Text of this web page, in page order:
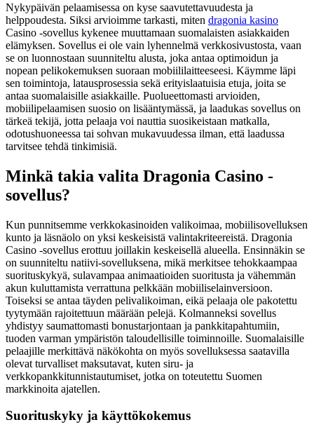
Nykypäivän pelaamisessa on kyse saavutettavuudesta ja
helppoudesta. Siksi arvioimme tarkasti, miten dragonia kasino
Casino -sovellus kykenee muuttamaan suomalaisten asiakkaiden
elämyksen. Sovellus ei ole vain lyhennelmä verkkosivustosta, vaan
se on luonnostaan suunniteltu alusta, joka antaa optimoidun ja
nopean pelikokemuksen suoraan mobiililaitteeseesi. Käymme läpi
sen toimintoja, latausprosessia sekä erityislaatuisia etuja, joita se
antaa suomalaisille asiakkaille. Puolueettomasti arvioiden,
mobiilipelaamisen suosio on lisääntymässä, ja laadukas sovellus on
tärkeä tekijä, jotta pelaaja voi nauttia suosikeistaan matkalla,
odotushuoneessa tai sohvan mukavuudessa ilman, että laadussa
tarvitsee tehdä tinkimisiä.
Minkä takia valita Dragonia Casino -
sovellus?
Kun punnitsemme verkkokasinoiden valikoimaa, mobiilisovelluksen
kunto ja läsnäolo on yksi keskeisistä valintakriteereistä. Dragonia
Casino -sovellus erottuu joillakin keskeisellä alueella. Ensinnäkin se
on suunniteltu natiivi-sovelluksena, mikä merkitsee tehokkaampaa
suorituskykyä, sulavampaa animaatioiden suoritusta ja vähemmän
akun kuluttamista verrattuna pelkkään mobiiliselainversioon.
Toiseksi se antaa täyden pelivalikoiman, eikä pelaaja ole pakotettu
tyytymään rajoitettuun määrään pelejä. Kolmanneksi sovellus
yhdistyy saumattomasti bonustarjontaan ja pankkitapahtumiin,
tuoden varman ympäristön taloudellisille toiminnoille. Suomalaisille
pelaajille merkittävä näkökohta on myös sovelluksessa saatavilla
olevat turvalliset maksutavat, kuten siru- ja
verkkopankkitunnistautumiset, jotka on toteutettu Suomen
markkinoita ajatellen.
Suorituskyky ja käyttökokemus